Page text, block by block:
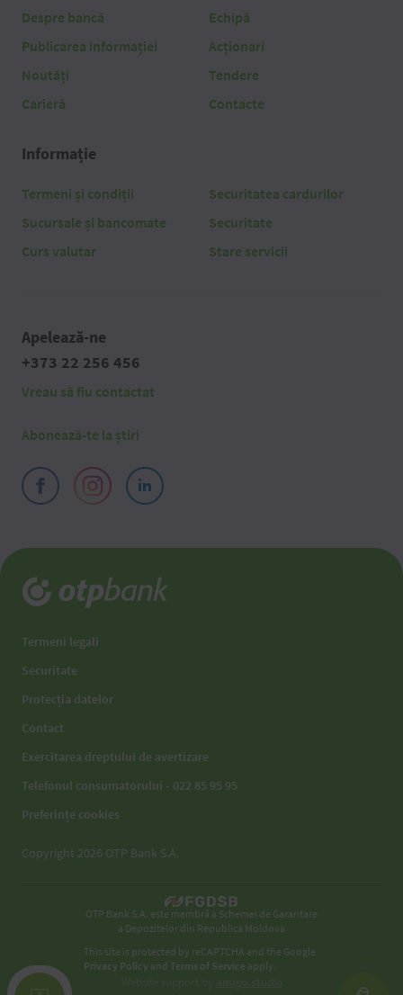
Despre bancă
Publicarea informației
Noutăți
Carieră
Echipă
Acționari
Tendere
Contacte
Informație
Termeni și condiții
Sucursale și bancomate
Curs valutar
Securitatea cardurilor
Securitate
Stare servicii
Apelează-ne
+373 22 256 456
Vreau să fiu contactat
Abonează-te la știri
Termeni legali
Securitate
Protecția datelor
Contact
Exercitarea dreptului de avertizare
Telefonul consumatorului - 022 85 95 95
Preferințe cookies
Copyright 2026 OTP Bank S.A.
OTP Bank S.A. este membră a Schemei de Garantare
a Depozitelor din Republica Moldova
This site is protected by reCAPTCHA and the Google
Privacy Policy andTerms of Service apply.